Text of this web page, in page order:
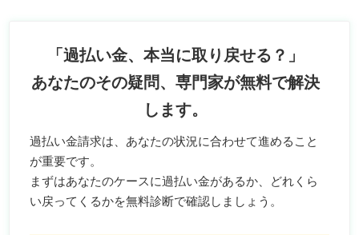
「過払い金、本当に取り戻せる？」
あなたのその疑問、専門家が無料で解決
します。
過払い金請求は、あなたの状況に合わせて進めること
が重要です。
まずはあなたのケースに過払い金があるか、どれくら
い戻ってくるかを無料診断で確認しましょう。